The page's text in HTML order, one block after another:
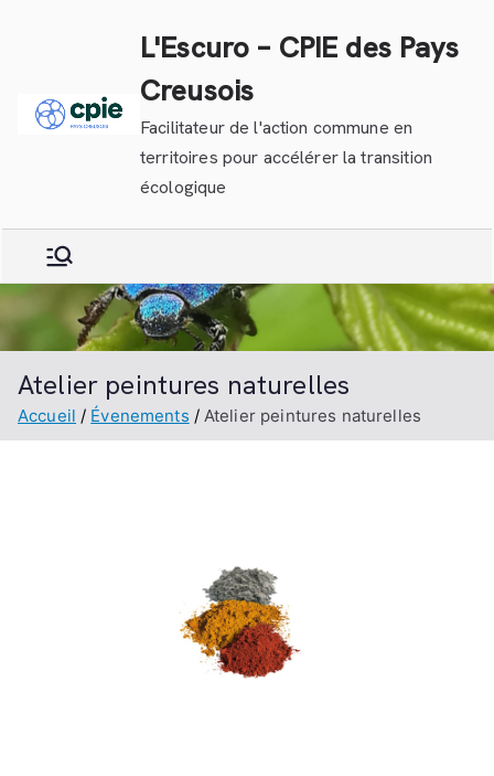
L'Escuro – CPIE des Pays
Creusois
Facilitateur de l'action commune en
territoires pour accélérer la transition
écologique
Atelier peintures naturelles
Accueil Évenements Atelier peintures naturelles